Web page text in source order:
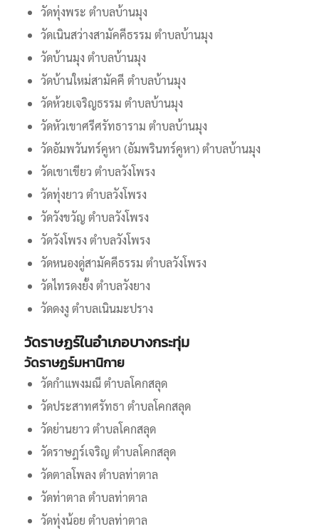
วัดทุ่งพระ ตำบลบ้านมุง
วัดเนินสว่างสามัคคีธรรม ตำบลบ้านมุง
วัดบ้านมุง ตำบลบ้านมุง
วัดบ้านใหม่สามัคคี ตำบลบ้านมุง
วัดห้วยเจริญธรรม ตำบลบ้านมุง
วัดหัวเขาศรีศรัทธาราม ตำบลบ้านมุง
วัดอัมพวันทร์คูหา (อัมพรินทร์คูหา) ตำบลบ้านมุง
วัดเขาเขียว ตำบลวังโพรง
วัดทุ่งยาว ตำบลวังโพรง
วัดวังขวัญ ตำบลวังโพรง
วัดวังโพรง ตำบลวังโพรง
วัดหนองดู่สามัคคีธรรม ตำบลวังโพรง
วัดไทรดงยั้ง ตำบลวังยาง
วัดดงงู ตำบลเนินมะปราง
วัดราษฏร์ในอำเภอบางกระทุ่ม
วัดราษฏร์มหานิกาย
วัดกำแพงมณี ตำบลโคกสลุด
วัดประสาทศรัทธา ตำบลโคกสลุด
วัดย่านยาว ตำบลโคกสลุด
วัดราษฎร์เจริญ ตำบลโคกสลุด
วัดตาลโพลง ตำบลท่าตาล
วัดท่าตาล ตำบลท่าตาล
วัดทุ่งน้อย ตำบลท่าตาล